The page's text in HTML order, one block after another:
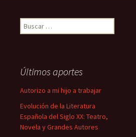
Buscar:
Últimos aportes
Autorizo a mi hijo a trabajar
Evolución de la Literatura
Española del Siglo XX: Teatro,
Novela y Grandes Autores